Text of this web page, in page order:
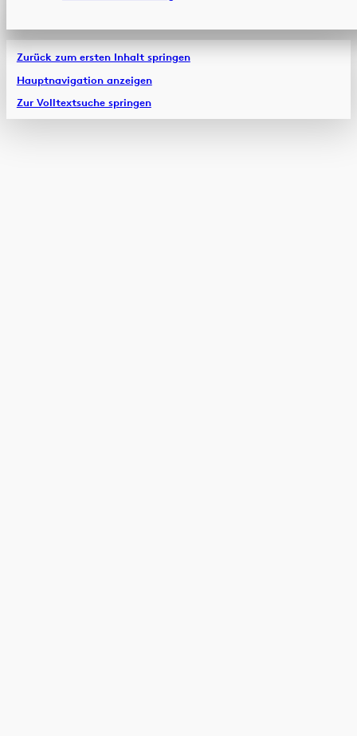
Zurück zum ersten Inhalt springen
Hauptnavigation anzeigen
Zur Volltextsuche springen